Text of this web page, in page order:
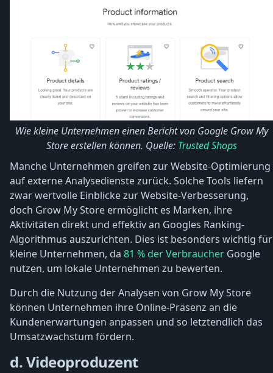
Wie kleine Unternehmen einen Bericht von Google Grow My
Store erstellen können. Quelle: Trusted Shops
Manche Unternehmen greifen zur Website-Optimierung
auf externe Analysedienste zurück. Solche Tools liefern
zwar wertvolle Einblicke zur Website-Verbesserung,
doch Grow My Store ermöglicht es Marken, ihre
Aktivitäten direkt und effektiv an Googles Ranking-
Algorithmus auszurichten. Dies ist besonders wichtig für
kleine Unternehmen, da 81 % der Verbraucher Google
nutzen, um lokale Unternehmen zu bewerten.
Durch die Nutzung der Analysen von Grow My Store
können Unternehmen ihre Online-Präsenz an die
Kundenerwartungen anpassen und so letztendlich das
Umsatzwachstum fördern.
d. Videoproduzent